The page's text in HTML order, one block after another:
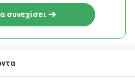
συνεχίσει